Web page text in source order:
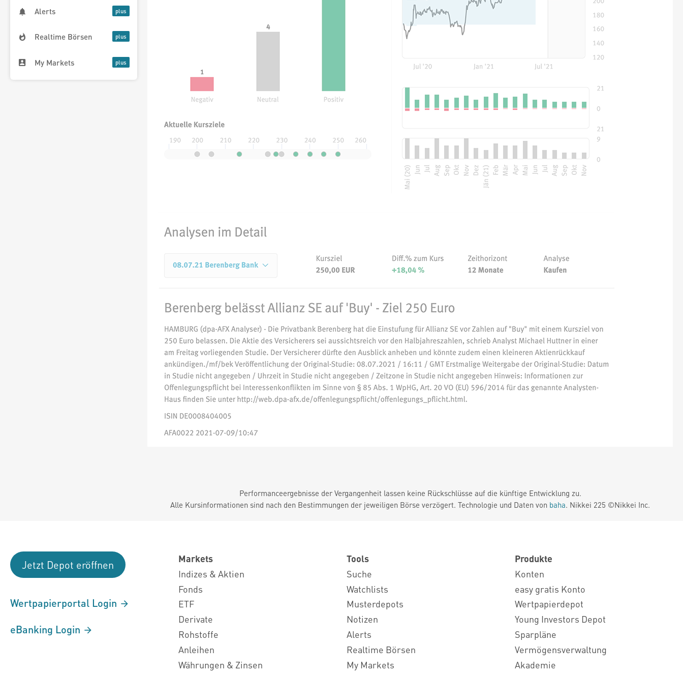
Alerts
Realtime Börsen
My Markets
Performanceergebnisse der Vergangenheit lassen keine Rückschlüsse auf die künftige Entwicklung zu.
Alle Kursinformationen sind nach den Bestimmungen der jeweiligen Börse verzögert. Technologie und Daten von baha. Nikkei 225 ©Nikkei Inc.
Jetzt Depot eröffnen
Wertpapierportal Login
eBanking Login
Markets
Indizes & Aktien
Fonds
ETF
Derivate
Rohstoffe
Anleihen
Währungen & Zinsen
Tools
Suche
Watchlists
Musterdepots
Notizen
Alerts
Realtime Börsen
My Markets
Produkte
Konten
easy gratis Konto
Wertpapierdepot
Young Investors Depot
Sparpläne
Vermögensverwaltung
Akademie